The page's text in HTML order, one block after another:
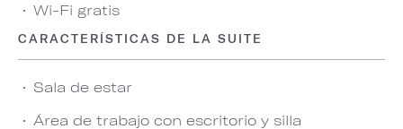
Wi-Fi gratis
CARACTERÍSTICAS DE LA SUITE
Sala de estar
Área de trabajo con escritorio y silla